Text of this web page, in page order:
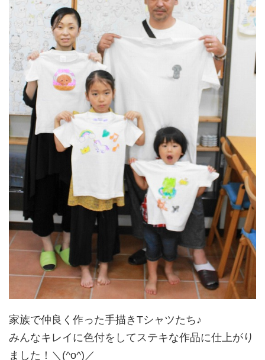
家族で仲良く作った手描きTシャツたち♪
みんなキレイに色付をしてステキな作品に仕上がり
ました！＼(^o^)／